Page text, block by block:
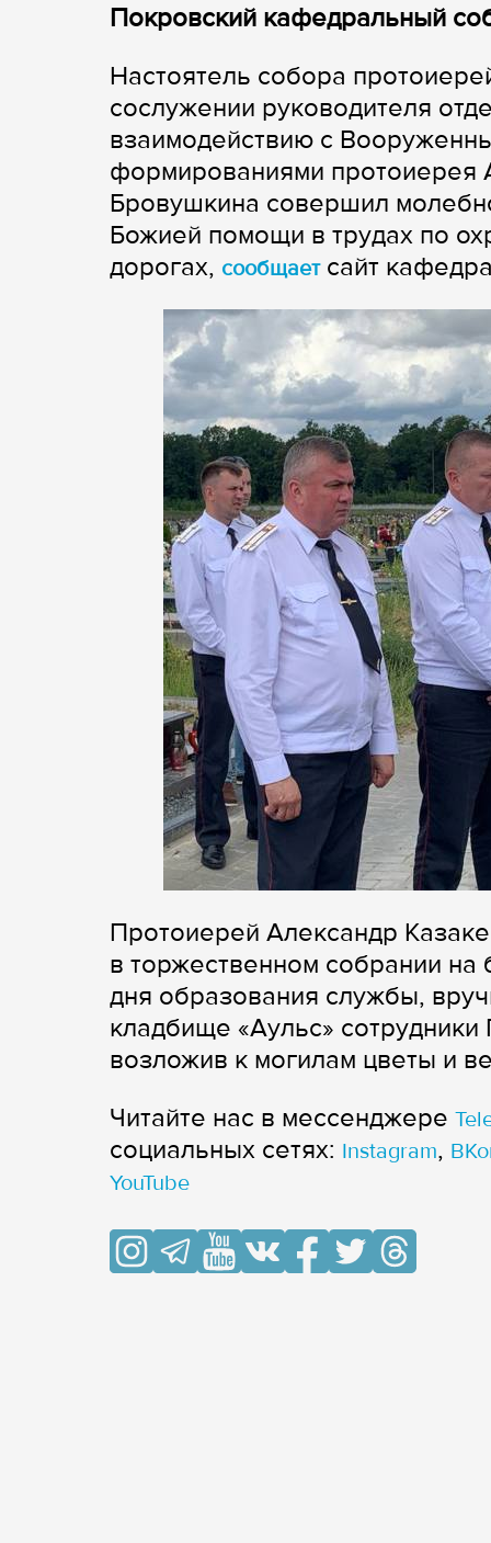
Покровский кафедральный
Настоятель собора
сослужении руководителя
взаимодействию с
формированиями протоиерея
Бровушкина совершил
Божией помощи в трудах по
дорогах, сообщаетсайт
Протоиерей Александр
в торжественном собрании
дня образования службы,
кладбище «Аульс»
возложив к могилам цветы и
Читайте нас в мессенджере
cоциальных сетях: Instagram,
YouTube